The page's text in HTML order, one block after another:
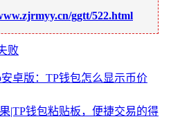
ggtt/522.html
败
卓版：TP钱包怎么显示币价
|TP钱包粘贴板，便捷交易的得